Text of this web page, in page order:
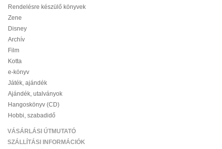
Rendelésre készülő könyvek
Zene
Disney
Archív
Film
Kotta
e-könyv
Játék, ajándék
Ajándék, utalványok
Hangoskönyv (CD)
Hobbi, szabadidő
VÁSÁRLÁSI ÚTMUTATÓ
SZÁLLÍTÁSI INFORMÁCIÓK